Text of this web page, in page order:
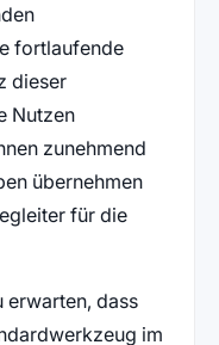
fortlaufende
dieser
Nutzen
zunehmend
übernehmen
für die
erwarten, dass
im